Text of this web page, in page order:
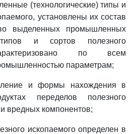
(технологические) типы и
установлены их состав
выделенных промышленных
типов и сортов полезного
по всем
параметрам;
и формы нахождения в
переделов полезного
вредных компонентов;
ископаемого определен в